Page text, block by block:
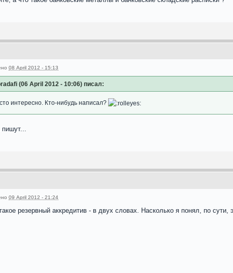
08 April 2012 - 15:13
(06 April 2012 - 10:06) писал:
интересно. Кто-нибудь написал?
пишут...
09 April 2012 - 21:24
резервный аккредитив - в двух словах. Насколько я понял, по